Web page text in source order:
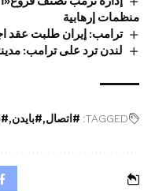
منظمات إرهابية
ترامب: إيران طلبت عقد
لندن ترد على ترامب:
TAGGED: #اتصال #بايدن